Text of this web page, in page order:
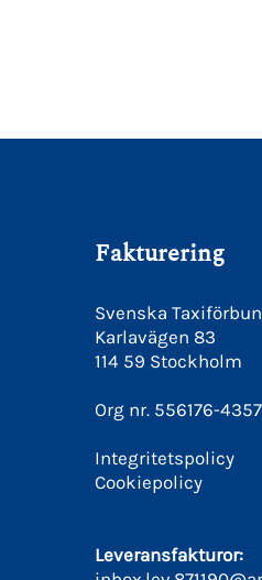
Fakturering
Svenska
Karlavägen 83
114 59 Stockholm
Org nr. 556176-4357
Integritetspolicy
Cookiepolicy
Leveransfakturor: